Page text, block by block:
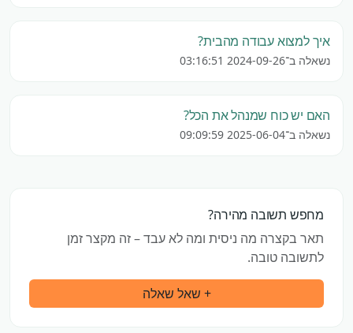
איך למצוא עבודה מהבית?
נשאלה ב־2024-09-26 03:16:51
האם יש כוח שמנהל את הכל?
נשאלה ב־2025-06-04 09:09:59
מחפש תשובה מהירה?
תאר בקצרה מה ניסית ומה לא עבד – זה מקצר זמן
לתשובה טובה.
+ שאל שאלה